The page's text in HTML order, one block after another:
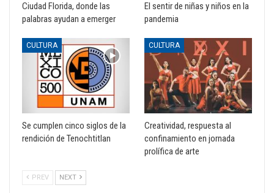
Ciudad Florida, donde las
palabras ayudan a emerger
El sentir de niñas y niños en la
pandemia
CULTURA
Se cumplen cinco siglos de la
rendición de Tenochtitlan
CULTURA
Creatividad, respuesta al
confinamiento en jornada
prolífica de arte
PREV NEXT